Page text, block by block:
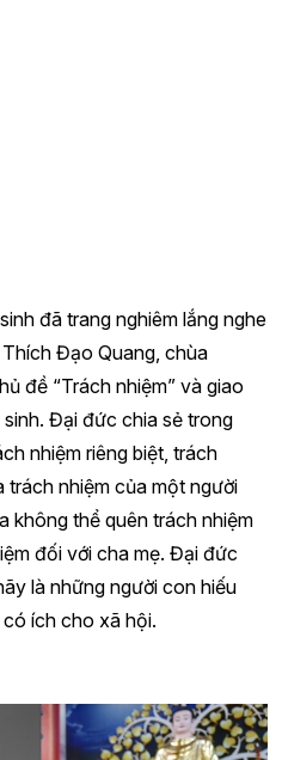
đã trang nghiêm lắng nghe
Đạo Quang, chùa
đề “Trách nhiệm” và giao
Đại đức chia sẻ trong
nhiệm riêng biệt, trách
nhiệm của một người
không thể quên trách nhiệm
đối với cha mẹ. Đại đức
là những người con hiếu
ích cho xã hội.